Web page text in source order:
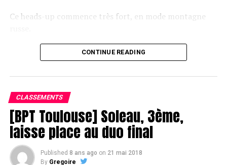
Ce heads-up commence très fort, en mode montagne
Le champagne va réchauffer si les deux finalistes ne se décident pas !
CONTINUE READING
CLASSEMENTS
[BPT Toulouse] Soleau, 3ème,
laisse place au duo final
Published 8 ans ago on 21 mai 2018
By Gregoire